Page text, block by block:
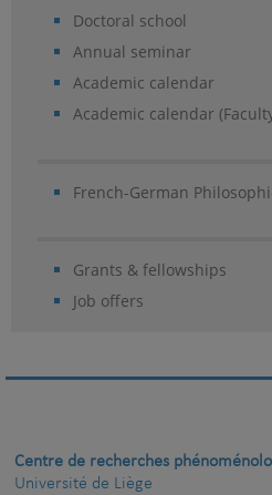
Doctoral school
Annual seminar
Academic calendar
Academic calendar
French-German
Grants & fellowships
Job offers
Centre de recherches
Université de Liège